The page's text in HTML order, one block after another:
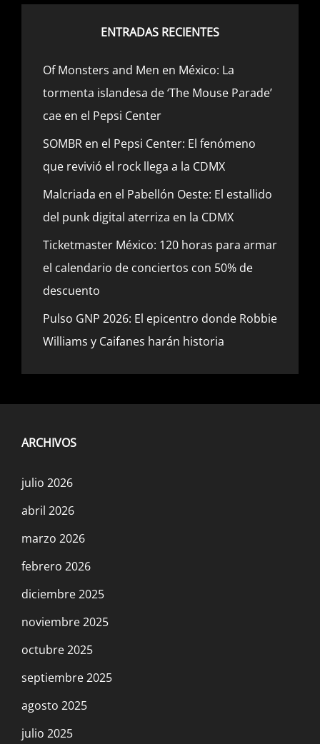
ENTRADAS RECIENTES
Of Monsters and Men en México: La
tormenta islandesa de ‘The Mouse Parade’
cae en el Pepsi Center
SOMBR en el Pepsi Center: El fenómeno
que revivió el rock llega a la CDMX
Malcriada en el Pabellón Oeste: El estallido
del punk digital aterriza en la CDMX
Ticketmaster México: 120 horas para armar
el calendario de conciertos con 50% de
descuento
Pulso GNP 2026: El epicentro donde Robbie
Williams y Caifanes harán historia
ARCHIVOS
julio 2026
abril 2026
marzo 2026
febrero 2026
diciembre 2025
noviembre 2025
octubre 2025
septiembre 2025
agosto 2025
julio 2025